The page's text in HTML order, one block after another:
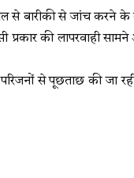
से बारीकी से जांच करने
की लापरवाही सामने
से पूछताछ की जा